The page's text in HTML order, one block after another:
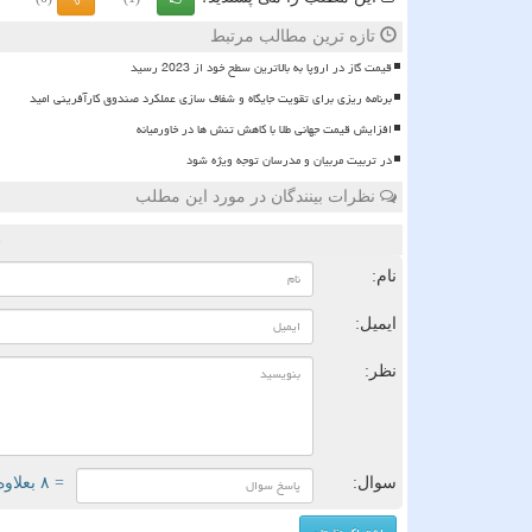
تازه ترین مطالب مرتبط
قیمت گاز در اروپا به بالاترین سطح خود از 2023 رسید
برنامه ریزی برای تقویت جایگاه و شفاف سازی عملکرد صندوق کارآفرینی امید
افزایش قیمت جهانی طلا با کاهش تنش ها در خاورمیانه
در تربیت مربیان و مدرسان توجه ویژه شود
نظرات بینندگان در مورد این مطلب
نام:
ایمیل:
نظر:
سوال: = ۸ بعلاوه ۱